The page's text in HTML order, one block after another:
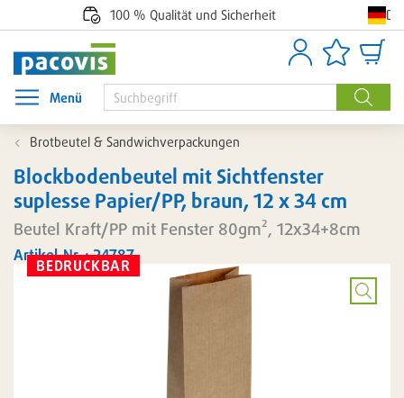
100 % Qualität und Sicherheit
Suche
AnmeldenArtikellisten
Menü
Menü öffnen
Brotbeutel & Sandwichverpackungen
Blockbodenbeutel mit Sichtfenster
suplesse Papier/PP, braun, 12 x 34 cm
Beutel Kraft/PP mit Fenster 80gm², 12x34+8cm
Artikel-Nr. : 24787
BEDRUCKBAR
Bild